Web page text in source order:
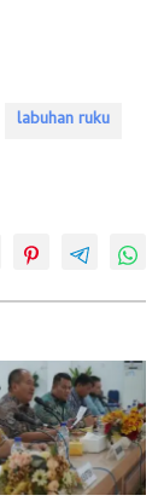
labuhan ruku